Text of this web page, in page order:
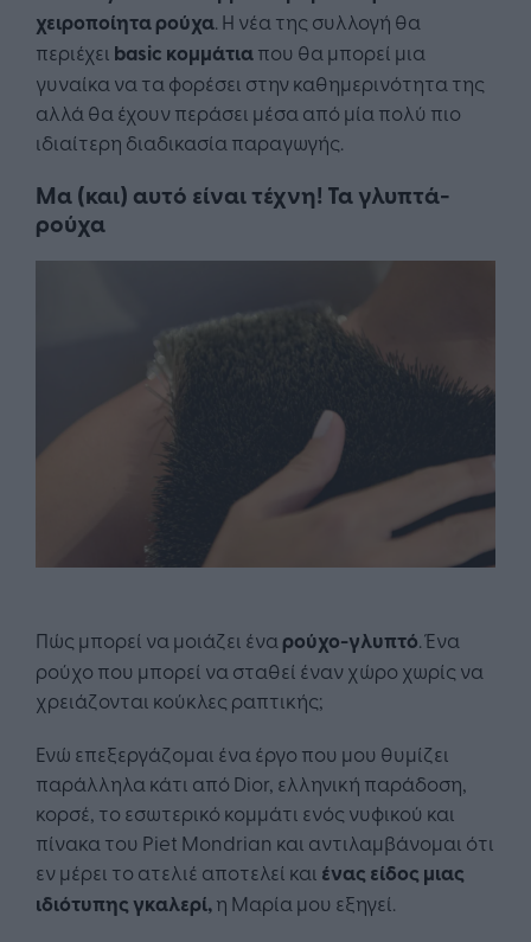
χειροποίητα ρούχα. Η νέα της συλλογή θα
περιέχει basic κομμάτιαπου θα μπορεί μια
γυναίκα να τα φορέσει στην καθημερινότητα της
αλλά θα έχουν περάσει μέσα από μία πολύ πιο
ιδιαίτερη διαδικασία παραγωγής.
Μα (και) αυτό είναι τέχνη! Τα γλυπτά-
ρούχα
Πώς μπορεί να μοιάζει ένα ρούχο-γλυπτό. Ένα
ρούχο που μπορεί να σταθεί έναν χώρο χωρίς να
χρειάζονται κούκλες ραπτικής;
Ενώ επεξεργάζομαι ένα έργο που μου θυμίζει
παράλληλα κάτι από Dior, ελληνική παράδοση,
κορσέ, το εσωτερικό κομμάτι ενός νυφικού και
πίνακα του Piet Mondrian και αντιλαμβάνομαι ότι
εν μέρει το ατελιέ αποτελεί και ένας είδος μιας
ιδιότυπης γκαλερί,η Μαρία μου εξηγεί.